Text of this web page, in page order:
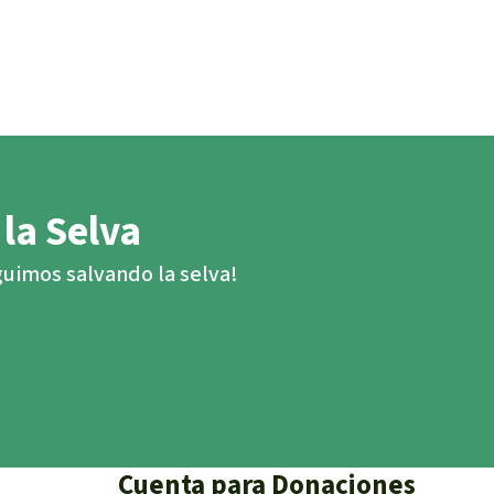
Selva
salvando la selva!
Cuenta para Donaciones